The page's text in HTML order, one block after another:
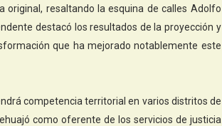
original, resaltando la esquina de calles Adolfo
destacó los resultados de la proyección y
que ha mejorado notablemente este
competencia territorial en varios distritos de
como oferente de los servicios de justicia